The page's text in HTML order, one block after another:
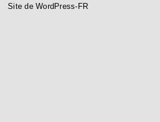
Site de WordPress-FR